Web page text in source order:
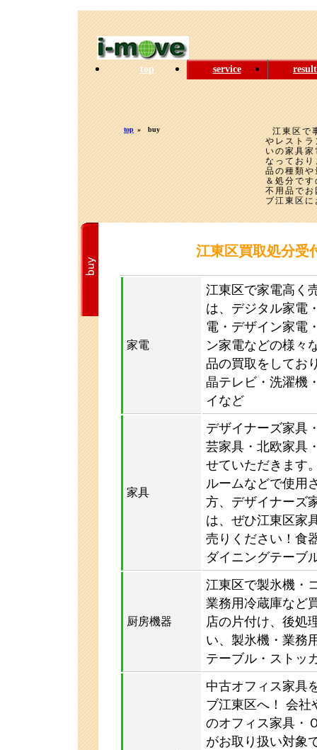
top» buy
江東区で
やレスト
いの家具
なってお
品の種類
＆処分で
不用品で
ブ江東区
江東区買取処分受
家電
江東区で家電高く
は、デジタル家電
電・デザイン家電
ン家電などの様々
品の買取をしてお
晶テレビ・洗濯機
イなど
家具
デザイナーズ家具
芸家具・北欧家具
せていただきます
ルームなどで使用
方、デザイナーズ
は、ぜひ江東区家
売りください！食
ダイニングテーブ
厨房機器
江東区で製氷機・
業務用冷蔵庫など
店の片付け、後処
い、製氷機・業務
テーブル・ストッ
中古オフィス家具
ブ江東区へ！ 会社
のオフィス家具・
がお取り扱い対象
top service